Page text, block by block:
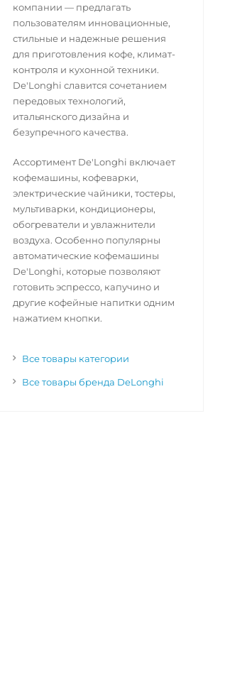
компании — предлагать
пользователям инновационные,
стильные и надежные решения
для приготовления кофе, климат-
контроля и кухонной техники.
De'Longhi славится сочетанием
передовых технологий,
итальянского дизайна и
безупречного качества.
Ассортимент De'Longhi включает
кофемашины, кофеварки,
электрические чайники, тостеры,
мультиварки, кондиционеры,
обогреватели и увлажнители
воздуха. Особенно популярны
автоматические кофемашины
De'Longhi, которые позволяют
готовить эспрессо, капучино и
другие кофейные напитки одним
нажатием кнопки.
Все товары категории
Все товары бренда DeLonghi